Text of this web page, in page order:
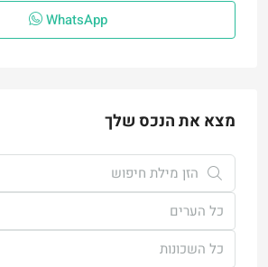
WhatsApp
מצא את הנכס שלך
כל הערים
כל השכונות